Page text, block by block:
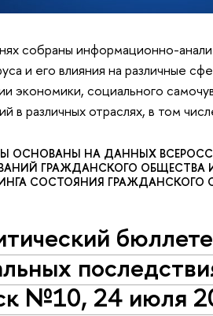
собраны информационно-
и его влияния на различные
экономики, социального
в различных отраслях, в том
ОСНОВАНЫ НА ДАННЫХ
ГРАЖДАНСКОГО ОБЩЕСТВА
СОСТОЯНИЯ ГРАЖДАНСКОГО
№10, 24 июля